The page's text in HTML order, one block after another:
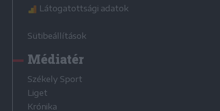
Látogatottsági adatok
Sütibeállítások
Médiatér
Székely Sport
Liget
Krónika